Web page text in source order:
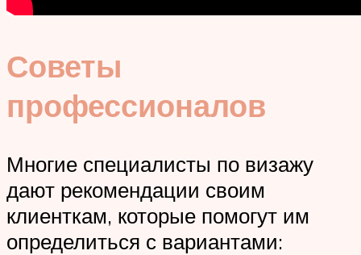
Советы
профессионалов
Многие специалисты по визажу
дают рекомендации своим
клиенткам, которые помогут им
определиться с вариантами: